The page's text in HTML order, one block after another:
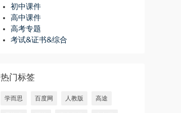
初中课件
高中课件
高考专题
考试&证书&综合
热门标签
学而思 百度网 人教版 高途